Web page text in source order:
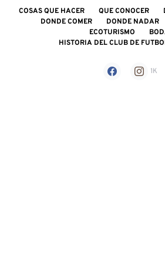
1K
COSAS QUE HACER QUE CONOCER
DONDE COMER
DONDE NADAR
ECOTURISMO
HISTORIA DEL CLUB DE